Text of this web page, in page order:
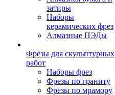
затиры
Наборы
керамических фрез
Алмазные ПЭДы
Фрезы для скульптурных
работ
Наборы фрез
Фрезы по граниту
Фрезы по мрамору